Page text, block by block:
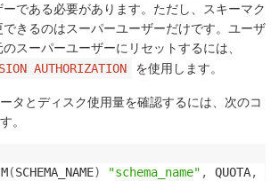
である必要があります。ただし、スキーマク
できるのはスーパーユーザーだけです。ユーザ
スーパーユーザーにリセットするには、
AUTHORIZATION を使用します。
タとディスク使用量を確認するには、次のコ
。
(SCHEMA_NAME) "schema_name" , QUOTA,